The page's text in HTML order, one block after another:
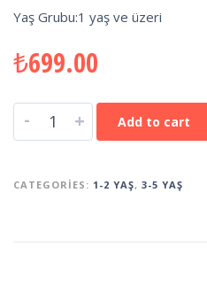
Yaş Grubu:1 yaş ve üzeri
₺699.00
- + Add to cart
CATEGORIES: 1-2 YAŞ, 3-5 YAŞ